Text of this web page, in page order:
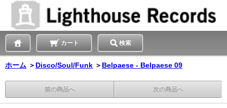
カート 検索
ホーム ＞ Disco/Soul/Funk ＞ Belpaese - Belpaese 09
前の商品へ 次の商品へ